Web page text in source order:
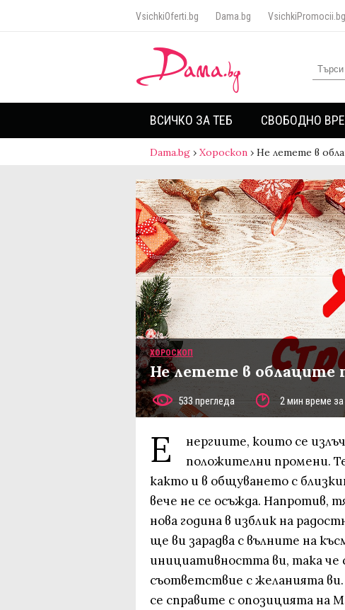
VsichkiOferti.bg Dama.bg VsichkiPromocii.bg
ВСИЧКО ЗА ТЕБ СВОБОДНО
Dama.bg › Хороскоп › Не летете в
ХОРОСКОП
Не летете в облаците
533 прегледа 2 мин време
Е
нергиите, които се
положителни промени.
както и в общуването с
вече не се осъжда. Напротив,
нова година в изблик на
ще ви зарадва с вълните на
инициативността ви, така че
съответствие с желанията
се справите с опозицията на